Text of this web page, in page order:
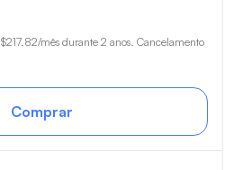
$217.82/mês durante 2 anos. Cancelamento
Comprar